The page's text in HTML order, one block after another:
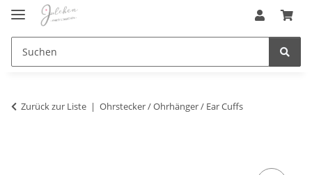
Zurück zur Liste Ohrstecker / Ohrhänger / Ear Cuffs